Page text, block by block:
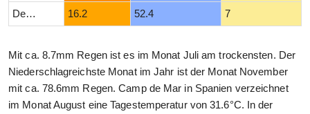
Dezember 16.2 52.4 7
Mit ca. 8.7mm Regen ist es im Monat Juli am trockensten. Der
Niederschlagreichste Monat im Jahr ist der Monat November
mit ca. 78.6mm Regen. Camp de Mar in Spanien verzeichnet
im Monat August eine Tagestemperatur von 31.6°C. In der